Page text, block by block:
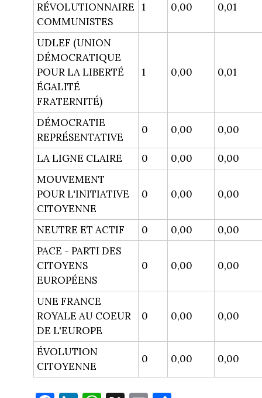
RÉVOLUTIONNAIRE
COMMUNISTES
1 0,00 0,01
UDLEF (UNION
DÉMOCRATIQUE
POUR LA LIBERTÉ
ÉGALITÉ
FRATERNITÉ)
1 0,00 0,01
DÉMOCRATIE
REPRÉSENTATIVE
0 0,00 0,00
LA LIGNE CLAIRE 0 0,00
0,00
MOUVEMENT
POUR L'INITIATIVE
CITOYENNE
0 0,00 0,00
NEUTRE ET ACTIF 0 0,00
0,00
PACE - PARTI DES
CITOYENS
EUROPÉENS
0 0,00 0,00
UNE FRANCE
ROYALE AU COEUR
DE L'EUROPE
0 0,00 0,00
ÉVOLUTION
CITOYENNE
0 0,00 0,00